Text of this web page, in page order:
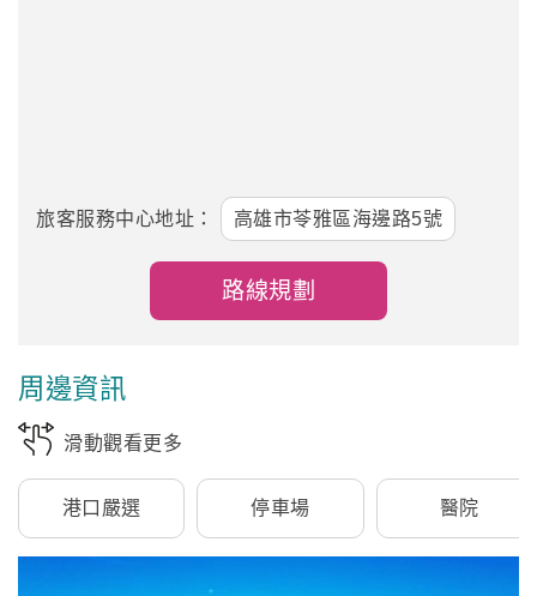
旅客服務中心地址： 高雄市苓雅區海邊路5號
路線規劃
周邊資訊
滑動觀看更多
港口嚴選 停車場 醫院